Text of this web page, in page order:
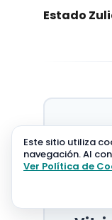
Estado
Para
Este sitio utiliza
navegación. Al
Ver Política de